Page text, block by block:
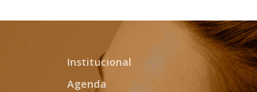
Institucional
Agenda